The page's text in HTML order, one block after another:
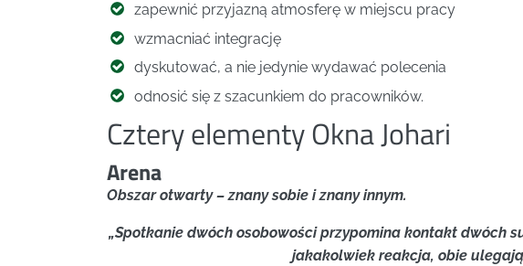
zapewnić przyjazną atmosferę w miejscu pracy
wzmacniać integrację
dyskutować, a nie jedynie wydawać polecenia
odnosić się z szacunkiem do pracowników.
Cztery elementy Okna Johari
Arena
Obszar otwarty – znany sobie i znany innym.
„Spotkanie dwóch osobowości przypomina kontakt dwóch
jakakolwiek reakcja, obie ulegają